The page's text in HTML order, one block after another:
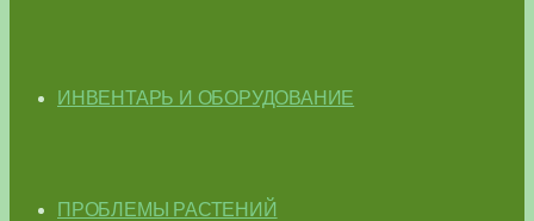
ИНВЕНТАРЬ И ОБОРУДОВАНИЕ
ПРОБЛЕМЫ РАСТЕНИЙ